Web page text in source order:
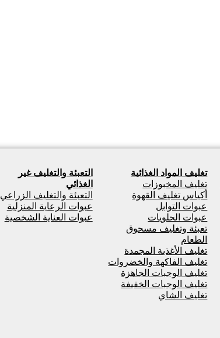
تغليف المواد الغذائية
تغليف المخبوزات
أكياس تغليف القهوة
عبوات التوابل
عبوات الحلويات
تعبئة وتغليف مسحوق
الطعام
تغليف الأغذية المجمدة
تغليف الفاكهة والخضروات
تغليف الوجبات الجاهزة
تغليف الوجبات الخفيفة
تغليف الشاي
التعبئة والتغليف غير
الغذائي
التعبئة والتغليف الزراعي
عبوات الرعاية المنزلية
عبوات العناية الشخصية